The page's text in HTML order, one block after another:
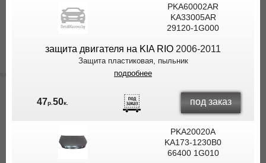
PKA60002AR
KA33005AR
29120-1G000
защита двигателя на KIA RIO 2006-2011
Защита пластиковая, пыльник
подробнее
47р.50к. под заказ
PKA20020A
KA173-1230B0
66400 1G010